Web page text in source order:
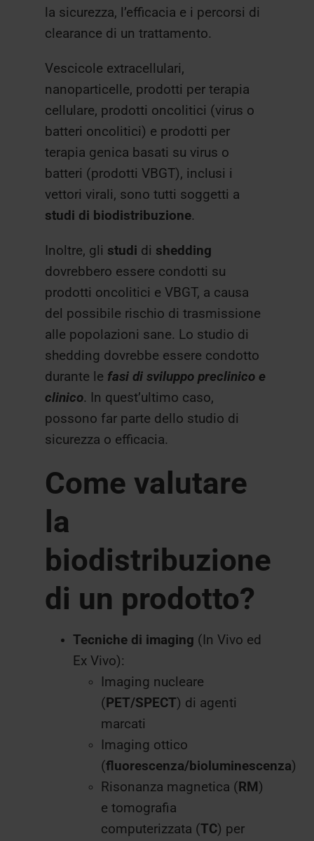
la sicurezza, l’efficacia e i percorsi di
clearance di un trattamento.
Vescicole extracellulari,
nanoparticelle, prodotti per terapia
cellulare, prodotti oncolitici (virus o
batteri oncolitici) e prodotti per
terapia genica basati su virus o
batteri (prodotti VBGT), inclusi i
vettori virali, sono tutti soggetti a
studi di biodistribuzione.
Inoltre, gli studi di shedding
dovrebbero essere condotti su
prodotti oncolitici e VBGT, a causa
del possibile rischio di trasmissione
alle popolazioni sane. Lo studio di
shedding dovrebbe essere condotto
durante le fasi di sviluppo preclinico e
clinico. In quest’ultimo caso,
possono far parte dello studio di
sicurezza o efficacia.
Come valutare
la
biodistribuzione
di un prodotto?
Tecniche di imaging (In Vivo ed
Ex Vivo):
Imaging nucleare
( PET/SPECT) di agenti
marcati
Imaging ottico
(fluorescenza/bioluminescenza)
Risonanza magnetica ( RM )
e tomografia
computerizzata (TC) per